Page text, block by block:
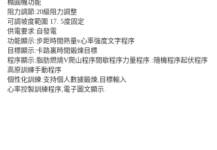
橢圓機功能
阻力調節:20級阻力調整
可調坡度範圍 17. 5度固定
供電要求:自發電
功能顯示:步距時間熱量v心率強度文字程序
目標顯示:卡路裏時間鍛煉目標
程序顯示:脂肪燃燒V爬山程序間歇程序力量程序.:隨機程序起伏程序
高原訓練手動程序
個性化訓練:支持個人數據鍛煉,目標輸入
心率控製訓練程序,電子圖文顯示.